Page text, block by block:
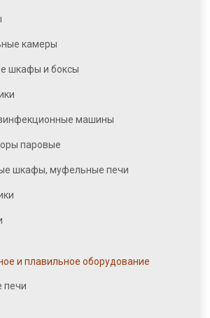
камеры
шкафы и боксы
машины
паровые
шкафы, муфельные печи
и плавильное оборудование
печи